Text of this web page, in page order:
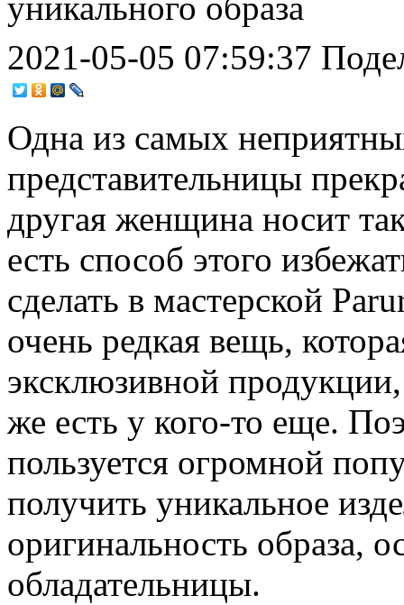
2021-05-05 07:59:37
Одна из самых
представительницы
другая женщина носит
есть способ этого
сделать в мастерской
очень редкая вещь,
эксклюзивной
же есть у кого-то еще.
пользуется огромной
получить уникальное
оригинальность образа,
обладательницы.